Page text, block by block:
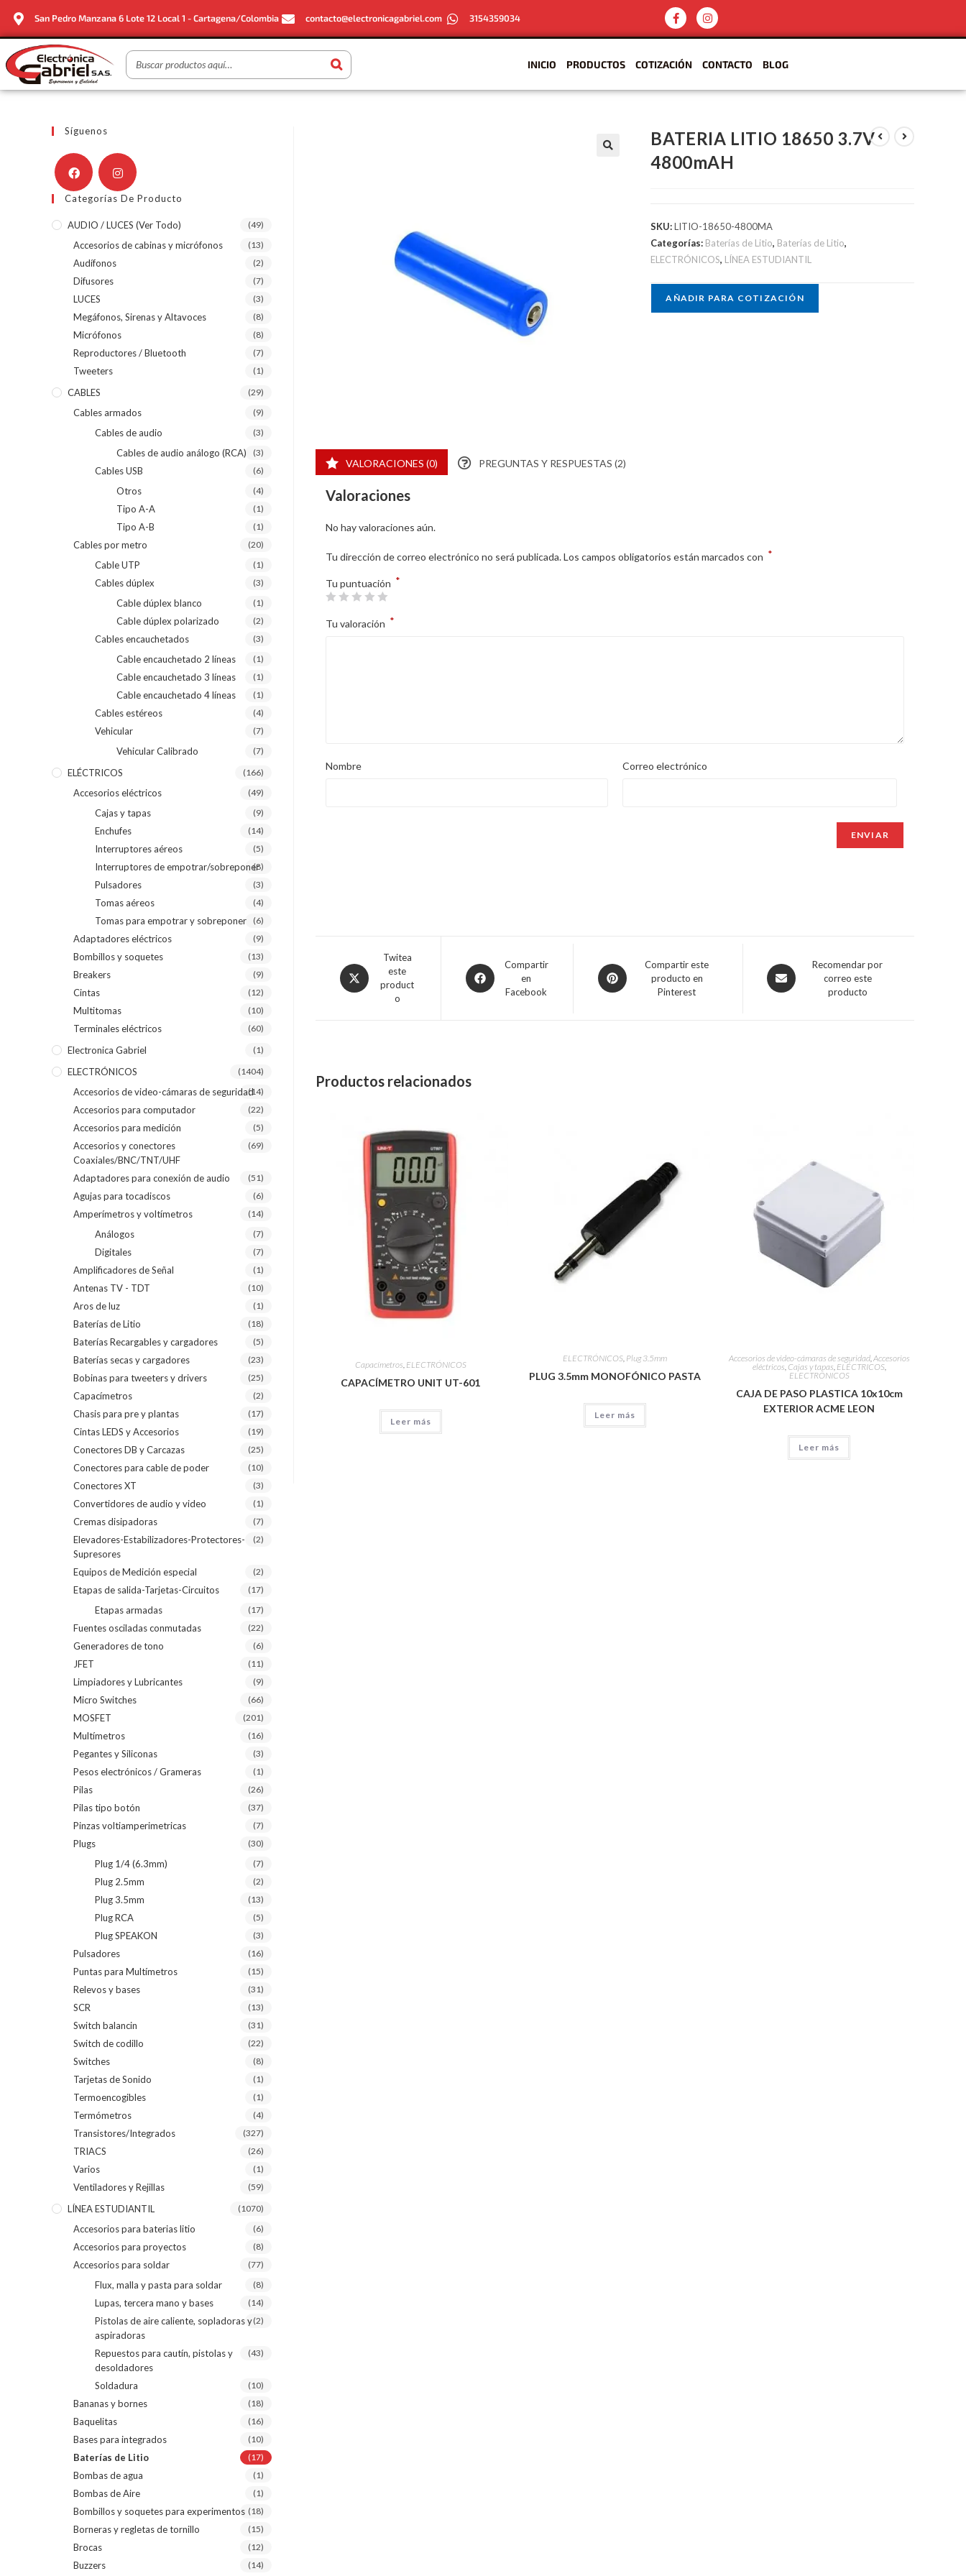
San Pedro Manzana 6 Lote 12 Local 1 - Cartagena/Colombia contacto@electronicagabriel.com 3154359034
INICIO PRODUCTOS COTIZACIÓN CONTACTO BLOG
BATERIA LITIO 18650 3.7V
4800mAH
SKU:LITIO-18650-4800MA
Categorías: Baterías de Litio, Baterías de Litio,
ELECTRÓNICOS, LÍNEA ESTUDIANTIL
AÑADIR PARA COTIZACIÓN
VALORACIONES (0) PREGUNTAS Y RESPUESTAS (2)
Valoraciones
No hay valoraciones aún.
Tu dirección de correo electrónico no será publicada.Los campos obligatorios están marcados con *
Tu puntuación *
Tu valoración *
Nombre Correo electrónico
Twitea
este
product
o
Compartir
en
Facebook
Compartir este
producto en
Pinterest
Recomendar por
correo este
producto
Productos relacionados
Capacímetros ELECTRÓNICOS
CAPACÍMETRO UNIT UT-601
Leer más
ELECTRÓNICOS, Plug 3.5mm
PLUG 3.5mm MONOFÓNICO PASTA
Leer más
Accesorios de video-cámaras de seguridad,Accesorios
eléctricos, Cajas y tapas, ELÉCTRICOS,
ELECTRÓNICOS
CAJA DE PASO PLASTICA 10x10cm
EXTERIOR ACME LEON
Leer más
Síguenos
Categorías De Producto
AUDIO / LUCES (ver Todo) (49)
Accesorios de cabinas y micrófonos (13)
Audífonos (2)
Difusores (7)
LUCES (3)
Megáfonos, Sirenas y Altavoces (8)
Micrófonos (8)
Reproductores / Bluetooth (7)
Tweeters (1)
CABLES (29)
Cables armados (9)
Cables de audio (3)
Cables de audio análogo (RCA) (3)
Cables USB (6)
Otros (4)
Tipo A-A (1)
Tipo A-B (1)
Cables por metro (20)
Cable UTP (1)
Cables dúplex (3)
Cable dúplex blanco (1)
Cable dúplex polarizado (2)
Cables encauchetados (3)
Cable encauchetado 2 líneas (1)
Cable encauchetado 3 líneas (1)
Cable encauchetado 4 líneas (1)
Cables estéreos (4)
Vehicular (7)
Vehicular Calibrado (7)
ELÉCTRICOS (166)
Accesorios eléctricos (49)
Cajas y tapas (9)
Enchufes (14)
Interruptores aéreos (5)
Interruptores de empotrar/sobreponer(8)
Pulsadores (3)
Tomas aéreos (4)
Tomas para empotrar y sobreponer (6)
Adaptadores eléctricos (9)
Bombillos y soquetes (13)
Breakers (9)
Cintas (12)
Multitomas (10)
Terminales eléctricos (60)
Electronica Gabriel (1)
ELECTRÓNICOS (1404)
Accesorios de video-cámaras de seguridad(14)
Accesorios para computador (22)
Accesorios para medición (5)
Accesorios y conectores
Coaxiales/BNC/TNT/UHF
(69)
Adaptadores para conexión de audio (51)
Agujas para tocadiscos (6)
Amperímetros y voltímetros (14)
Análogos (7)
Digitales (7)
Amplificadores de Señal (1)
Antenas TV - TDT (10)
Aros de luz (1)
Baterías de Litio (18)
Baterías Recargables y cargadores (5)
Baterías secas y cargadores (23)
Bobinas para tweeters y drivers (25)
Capacímetros (2)
Chasis para pre y plantas (17)
Cintas LEDS y Accesorios (19)
Conectores DB y Carcazas (25)
Conectores para cable de poder (10)
Conectores XT (3)
Convertidores de audio y video (1)
Cremas disipadoras (7)
Elevadores-Estabilizadores-Protectores-
Supresores
(2)
Equipos de Medición especial (2)
Etapas de salida-Tarjetas-Circuitos (17)
Etapas armadas (17)
Fuentes osciladas conmutadas (22)
Generadores de tono (6)
JFET (11)
Limpiadores y Lubricantes (9)
Micro Switches (66)
MOSFET (201)
Multímetros (16)
Pegantes y Siliconas (3)
Pesos electrónicos / Grameras (1)
Pilas (26)
Pilas tipo botón (37)
Pinzas voltiamperimetricas (7)
Plugs (30)
Plug 1/4 (6.3mm) (7)
Plug 2.5mm (2)
Plug 3.5mm (13)
Plug RCA (5)
Plug SPEAKON (3)
Pulsadores (16)
Puntas para Multímetros (15)
Relevos y bases (31)
SCR (13)
Switch balancin (31)
Switch de codillo (22)
Switches (8)
Tarjetas de Sonido (1)
Termoencogibles (1)
Termómetros (4)
Transistores/Integrados (327)
TRIACS (26)
Varios (1)
Ventiladores y Rejillas (59)
LÍNEA ESTUDIANTIL (1070)
Accesorios para baterias litio (6)
Accesorios para proyectos (8)
Accesorios para soldar (77)
Flux, malla y pasta para soldar (8)
Lupas, tercera mano y bases (14)
Pistolas de aire caliente, sopladoras y
aspiradoras
(2)
Repuestos para cautín, pistolas y
desoldadores
(43)
Soldadura (10)
Bananas y bornes (18)
Baquelitas (16)
Bases para integrados (10)
Baterías de Litio (17)
Bombas de agua (1)
Bombas de Aire (1)
Bombillos y soquetes para experimentos (18)
Borneras y regletas de tornillo (15)
Brocas (12)
Buzzers (14)